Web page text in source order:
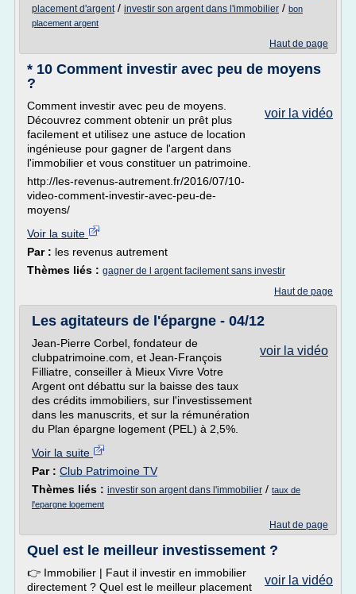
placement d'argent/ investir son argent dans l'immobilier / bon
placement argent
Haut de page
* 10 Comment investir avec peu de moyens
?
voir la vidéo
Comment investir avec peu de moyens.
Découvrez comment obtenir un prêt plus
facilement et utilisez une astuce de location
ingénieuse pour gagner de l'argent dans
l'immobilier et vous constituer un patrimoine.
http://les-revenus-autrement.fr/2016/07/10-
video-comment-investir-avec-peu-de-
moyens/
Voir la suite
Par : les revenus autrement
Thèmes liés : gagner de l argent facilement sans investir
Haut de page
Les agitateurs de l'épargne - 04/12
voir la vidéo
Jean-Pierre Corbel, fondateur de
clubpatrimoine.com, et Jean-François
Filliatre, conseiller à Mieux Vivre Votre
Argent ont débattu sur la baisse des taux
des crédits immobiliers, sur l'investissement
dans les manuscrits, et sur la rémunération
du Plan épargne logement (PEL) à 2,5%.
Voir la suite
Par : Club Patrimoine TV
Thèmes liés : investir son argent dans l'immobilier / taux de
l'epargne logement
Haut de page
Quel est le meilleur investissement ?
voir la vidéo
👉 Immobilier | Faut il investir en immobilier
directement ? Quel est le meilleur placement